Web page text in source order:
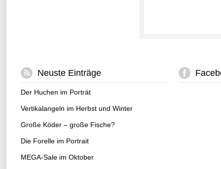
Neuste Einträge
Der Huchen im Porträt
Vertikalangeln im Herbst und Winter
Große Köder – große Fische?
Die Forelle im Portrait
MEGA-Sale im Oktober